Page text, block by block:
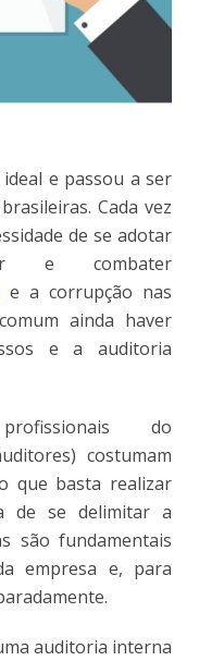
e passou a ser
Cada vez
de se adotar
e combater
e a corrupção nas
ainda haver
e a auditoria
do
costumam
que basta realizar
de se delimitar a
são fundamentais
empresa e, para
auditoria interna